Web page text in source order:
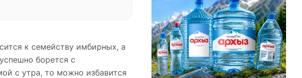
к семейству имбирных, а
борется с
с утра, то можно избавится